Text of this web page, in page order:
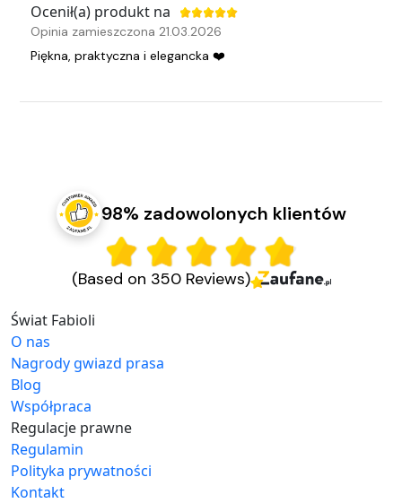
Ocenił(a) produkt na
Opinia zamieszczona 21.03.2026
Piękna, praktyczna i elegancka ❤️
98% zadowolonych klientów
(Based on 350 Reviews)
Świat Fabioli
O nas
Nagrody gwiazd prasa
Blog
Współpraca
Regulacje prawne
Regulamin
Polityka prywatności
Kontakt